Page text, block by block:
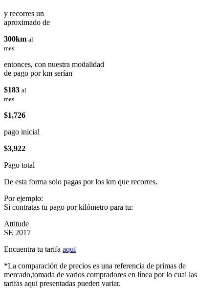
y recorres un
aproximado de
300km al
mes
entonces, con nuestra modalidad
de pago por km serían
$183 al
mes
$1,726
pago inicial
$3,922
Pago total
De esta forma solo pagas por los km que recorres.
Por ejemplo:
Si contratas tu pago por kilómetro para tu:
Attitude
SE 2017
Encuentra tu tarifa aqui
*La comparación de precios es una referencia de primas de
mercado,tomada de varios compradores en línea por lo cual las
tarifas aqui presentadas pueden variar.